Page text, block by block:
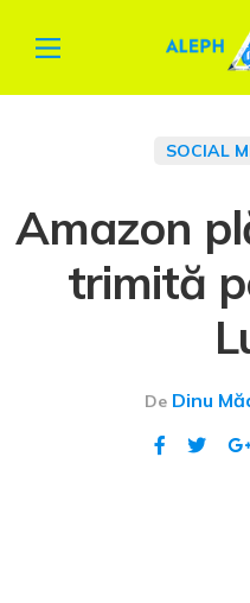
SOCIAL
Amazon
trimită
De Dinu